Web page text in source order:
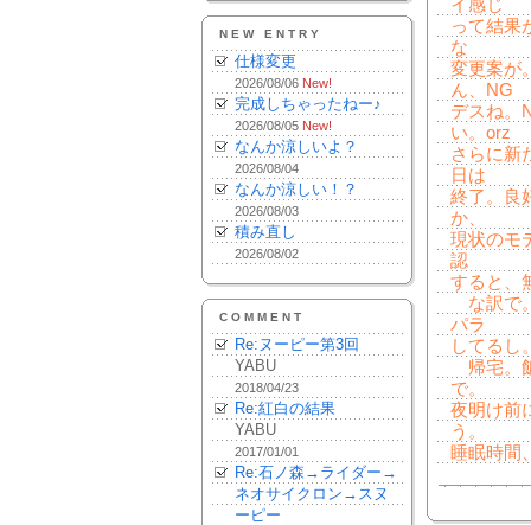
NEW ENTRY
仕様変更
2026/08/06 New!
完成しちゃったねー♪
2026/08/05 New!
なんか涼しいよ？
2026/08/04
なんか涼しい！？
2026/08/03
積み直し
2026/08/02
COMMENT
Re:ヌーピー第3回
YABU
2018/04/23
Re:紅白の結果
YABU
2017/01/01
Re:石ノ森→ライダー→
ネオサイクロン→スヌ
ーピー
イ感じ
って結果
な
変更案が
ん、NG
デスね。
い。orz
さらに新
日は
終了。良
か、
現状のモ
認
すると、
な訳で
パラ
してるし
帰宅。
で。
夜明け前
う。
睡眠時間